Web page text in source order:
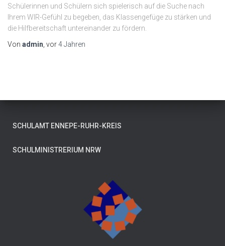
Schülerinnen und Schülern sich spielerisch auf die Suche nach
Ihrem WIR-Gefühl zu begeben, das Klassengefüge zu stärken und
die Hilfbereitschaft untereinander zu fördern.
Von admin, vor4 Jahren
SCHULAMT ENNEPE-RUHR-KREIS
SCHULMINISTRERIUM NRW